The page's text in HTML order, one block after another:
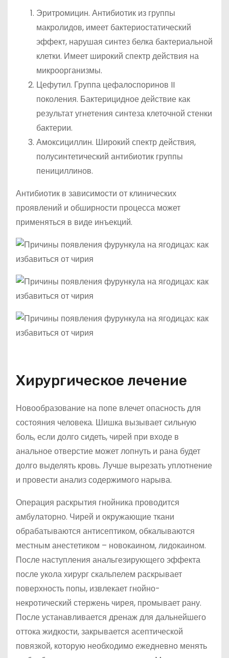
Эритромицин. Антибиотик из группы
макролидов, имеет бактериостатический
эффект, нарушая синтез белка бактериальной
клетки. Имеет широкий спектр действия на
микроорганизмы.
Цефутил. Группа цефалоспоринов II
поколения. Бактерицидное действие как
результат угнетения синтеза клеточной стенки
бактерии.
Амоксициллин. Широкий спектр действия,
полусинтетический антибиотик группы
пенициллинов.
Антибиотик в зависимости от клинических
проявлений и обширности процесса может
применяться в виде инъекций.
Хирургическое лечение
Новообразование на попе влечет опасность для
состояния человека. Шишка вызывает сильную
боль, если долго сидеть, чирей при входе в
анальное отверстие может лопнуть и рана будет
долго выделять кровь. Лучше вырезать уплотнение
и провести анализ содержимого нарыва.
Операция раскрытия гнойника проводится
амбулаторно. Чирей и окружающие ткани
обрабатываются антисептиком, обкалываются
местным анестетиком – новокаином, лидокаином.
После наступления анальгезирующего эффекта
после укола хирург скальпелем раскрывает
поверхность попы, извлекает гнойно-
некротический стержень чирея, промывает рану.
После устанавливается дренаж для дальнейшего
оттока жидкости, закрывается асептической
повязкой, которую необходимо ежедневно менять